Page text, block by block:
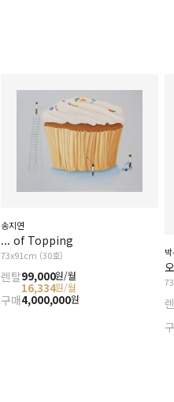
송지연
... of Topping
73x91cm (30호)
렌탈99,000원/월
16,334원/월
구매4,000,000원